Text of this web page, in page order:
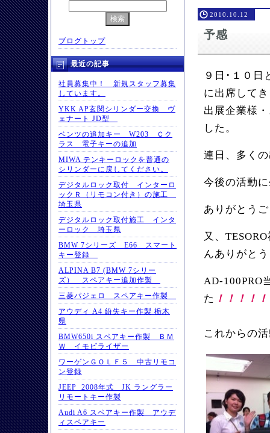
ブログトップ
最近の記事
社員募集中！ 新規スタッフ募集
しています。
YKK AP玄関シリンダー交換 ヴ
ェナート JD型
ベンツの追加キー W203 Ｃク
ラス 電子キーの追加
MIWA テンキーロックを普通の
シリンダーに戻してください。
デジタルロック取付 インターロ
ックＲ（リモコン付き）の施工
埼玉県
デジタルロック取付施工 インタ
ーロック 埼玉県
BMW 7シリーズ E66 スマート
キー登録
ALPINA B7 (BMW 7シリー
ズ） スペアキー追加作製
三菱パジェロ スペアキー作製
アウディ A4 紛失キー作製 栃木
県
BMW650i スペアキー作製 ＢＭ
Ｗ イモビライザー
ワーゲンＧＯＬＦ５ 中古リモコ
ン登録
JEEP 2008年式 JK ラングラー
リモートキー作製
Audi A6 スペアキー作製 アウデ
ィスペアキー
2010.10.12
予感
９日･１０
に出席して
出展企業様
した。
連日、多く
今後の活動
ありがとう
又、
んありがと
AD-100PRO
た ！！！！
これからの